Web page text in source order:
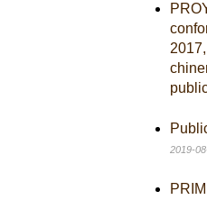
2019-